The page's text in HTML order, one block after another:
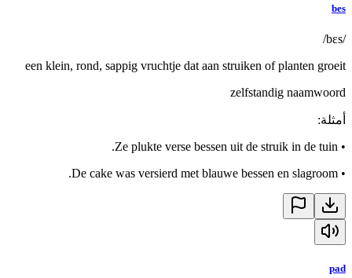
bes
/bɛs/
een klein, rond, sappig vruchtje dat aan struiken of planten groeit
zelfstandig naamwoord
أمثلة:
•
Ze plukte verse bessen uit de struik in de tuin.
•
De cake was versierd met blauwe bessen en slagroom.
pad